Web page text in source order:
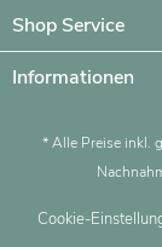
Shop Service
Informationen
* Alle Preise inkl.
Cookie-